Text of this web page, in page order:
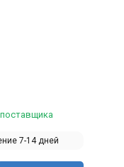
7-14 дней